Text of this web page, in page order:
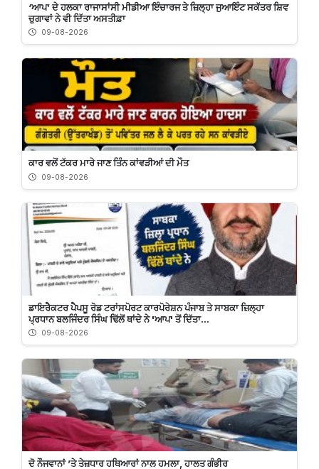
‘ਆਪ’ ਦੇ ਹਲਕਾ ਰਾਜਾਸਾਂਸੀ ਮੀਡੀਆ ਇੰਚਾਰਜ ਤੇ ਜ਼ਿਲ੍ਹਾ ਜੁਆਇੰਟ ਸਕੱਤਰ ਸ਼ਿਵ
ਚੁਗਾਵਾਂ ਨੇ ਵੀ ਦਿੱਤਾ ਅਸਤੀਫ਼ਾ
09-08-2026
ਕਾਰ ਵਲੋਂ ਟੱਕਰ ਮਾਰੇ ਜਾਣ ਤਿੰਨ ਕਾਂਵੜੀਆਂ ਦੀ ਮੌਤ
09-08-2026
ਡਾਇਰੈਕਟਰ ਪੈਪਸੂ ਰੋਡ ਟਰਾਂਸਪੋਰਟ ਕਾਰਪੋਰੇਸ਼ਨ ਪੰਜਾਬ ਤੇ ਸਾਬਕਾ ਜ਼ਿਲ੍ਹਾ
ਪ੍ਰਧਾਨ ਬਲਜਿੰਦਰ ਸਿੰਘ ਢਿੱਲੋਂ ਥਾਂਦੇ ਨੇ 'ਆਪ' ਤੋਂ ਦਿੱਤਾ...
09-08-2026
ਦੋ ਨੌਜਵਾਨਾਂ ’ਤੇ ਤੇਜ਼ਧਾਰ ਹਥਿਆਰਾਂ ਨਾਲ ਹਮਲਾ, ਹਾਲਤ ਗੰਭੀਰ